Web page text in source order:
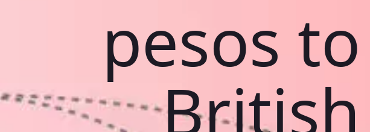
pesos to
British